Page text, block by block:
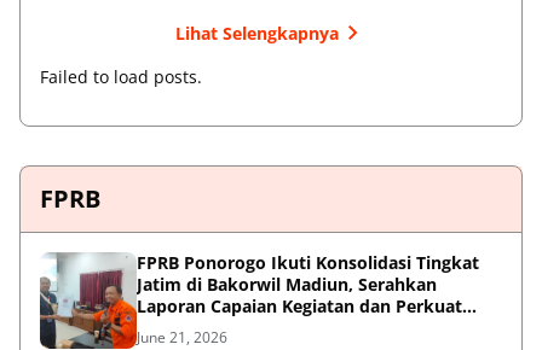
Lihat Selengkapnya
Failed to load posts.
FPRB
FPRB Ponorogo Ikuti Konsolidasi Tingkat
Jatim di Bakorwil Madiun, Serahkan
Laporan Capaian Kegiatan dan Perkuat
Sinergi Pentahelix
June 21, 2026